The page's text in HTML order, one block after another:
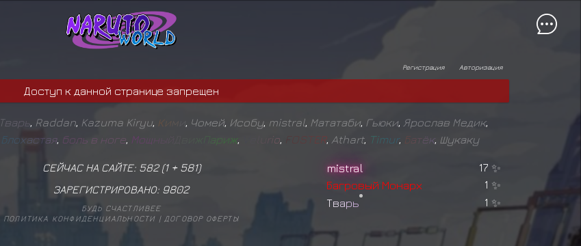
Авторизация
Регистрация
Доступ к данной странице запрещен
Тварь Raddan Kazuma Kiryu Ки Чомей Исобу, mistral Мататаби Гьюки Ярослав Медик,
Блохастая, боль в ноге Мощ ариж, r io TER, Athart, Timur, Батёк, Шукаку
СЕЙЧАС НА САЙТЕ: 582 (1+ 581)
ЗАРЕГИСТРИРОВАНО: 9802
БУДЬ СЧАСТЛИВЕЕ
ПОЛИТИКА КОНФИДЕНЦИАЛЬНОСТИ |ДОГОВОР ОФЕРТЫ
mistral 17 ✨
Багровый Монарх 1 ✨
Тварь 1 ✨